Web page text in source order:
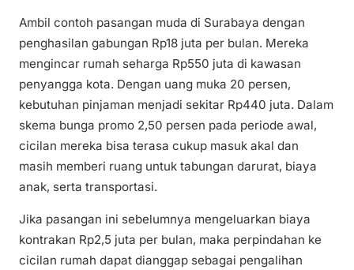
Ambil contoh pasangan muda di Surabaya dengan
penghasilan gabungan Rp18 juta per bulan. Mereka
mengincar rumah seharga Rp550 juta di kawasan
penyangga kota. Dengan uang muka 20 persen,
kebutuhan pinjaman menjadi sekitar Rp440 juta. Dalam
skema bunga promo 2,50 persen pada periode awal,
cicilan mereka bisa terasa cukup masuk akal dan
masih memberi ruang untuk tabungan darurat, biaya
anak, serta transportasi.
Jika pasangan ini sebelumnya mengeluarkan biaya
kontrakan Rp2,5 juta per bulan, maka perpindahan ke
cicilan rumah dapat dianggap sebagai pengalihan